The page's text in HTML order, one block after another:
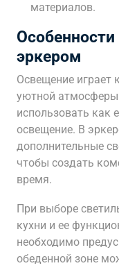
материалов.
эркером
Освещение играет
уютной
использовать как
освещение. В
дополнительные
чтобы создать
время.
При выборе
кухни и ее
необходимо
обеденной зоне